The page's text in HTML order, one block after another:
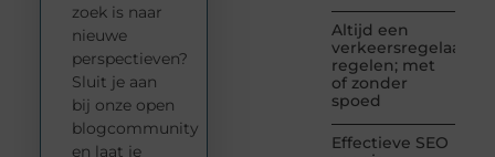
Altijd een
verkeersregelaar
regelen; met
of zonder
spoed
Effectieve SEO
zoek is naar
nieuwe
perspectieven?
Sluit je aan
bij onze open
blogcommunity
en laat je